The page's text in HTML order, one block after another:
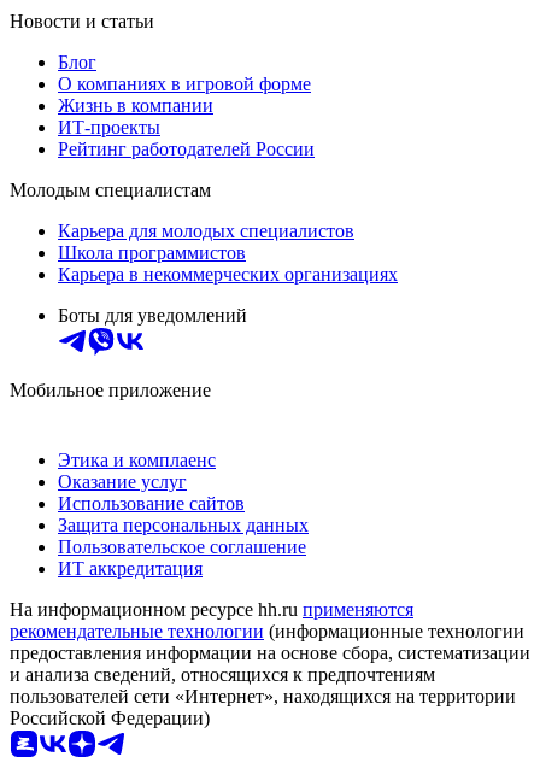
Новости и статьи
Блог
О компаниях в игровой форме
Жизнь в компании
ИТ-проекты
Рейтинг работодателей России
Молодым специалистам
Карьера для молодых специалистов
Школа программистов
Карьера в некоммерческих организациях
Боты для уведомлений
Мобильное приложение
Этика и комплаенс
Оказание услуг
Использование сайтов
Защита персональных данных
Пользовательское соглашение
ИТ аккредитация
На информационном ресурсе hh.ru применяются
рекомендательные технологии (информационные технологии
предоставления информации на основе сбора, систематизации
и анализа сведений, относящихся к предпочтениям
пользователей сети «Интернет», находящихся на территории
Российской Федерации)